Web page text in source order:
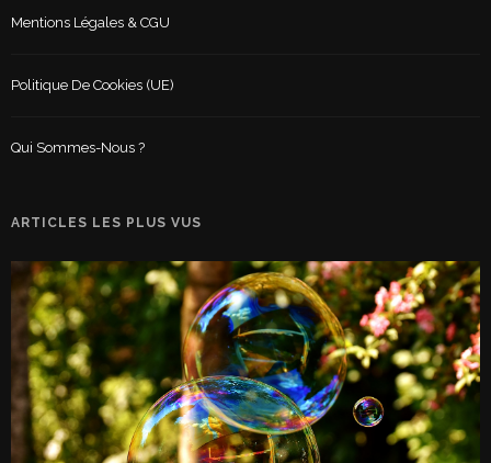
Mentions Légales & CGU
Politique De Cookies (UE)
Qui Sommes-Nous ?
ARTICLES LES PLUS VUS